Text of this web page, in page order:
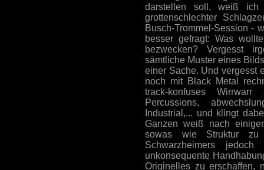
darstellen soll, weiß
grottenschlechter
Busch-Trommel-Session -
besser gefragt: Was
bezwecken? Vergesst
sämtliche Muster eines
einer Sache. Und vergesst
noch mit Black Metal
track-konfuses
Percussions,
Industrial,... und klingt
Ganzen weiß nach
sowas wie Struktur zu
Schwarzheimers
unkonsequente
Originelles zu erschaffen,